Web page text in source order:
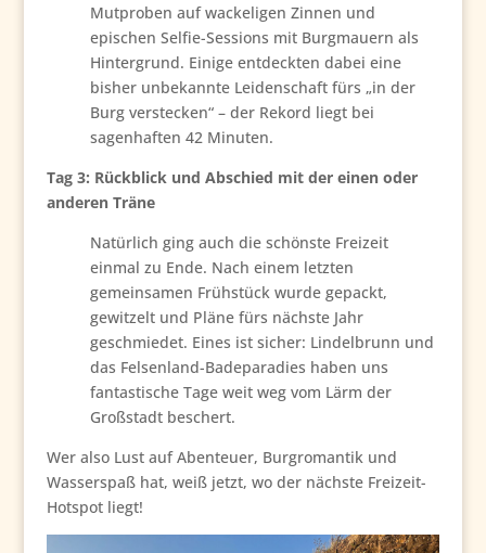
Mutproben auf wackeligen Zinnen und
epischen Selfie-Sessions mit Burgmauern als
Hintergrund. Einige entdeckten dabei eine
bisher unbekannte Leidenschaft fürs „in der
Burg verstecken“ – der Rekord liegt bei
sagenhaften 42 Minuten.
Tag 3: Rückblick und Abschied mit der einen oder
anderen Träne
Natürlich ging auch die schönste Freizeit
einmal zu Ende. Nach einem letzten
gemeinsamen Frühstück wurde gepackt,
gewitzelt und Pläne fürs nächste Jahr
geschmiedet. Eines ist sicher: Lindelbrunn und
das Felsenland-Badeparadies haben uns
fantastische Tage weit weg vom Lärm der
Großstadt beschert.
Wer also Lust auf Abenteuer, Burgromantik und
Wasserspaß hat, weiß jetzt, wo der nächste Freizeit-
Hotspot liegt!